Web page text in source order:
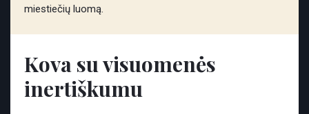
miestiečių luomą.
Kova su visuomenės
inertiškumu